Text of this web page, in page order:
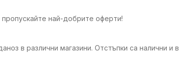
най-добрите оферти!
в различни магазини. Отстъпки са налични и в